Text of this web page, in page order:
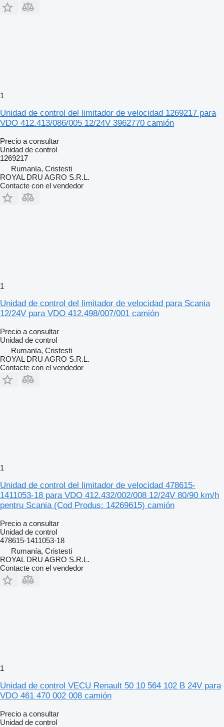
1
Unidad de control del limitador de velocidad 1269217 para
VDO 412.413/086/005 12/24V 3962770 camión
Precio a consultar
Unidad de control
1269217
Rumanía, Cristesti
ROYAL DRU AGRO S.R.L.
Contacte con el vendedor
1
Unidad de control del limitador de velocidad para Scania
12/24V para VDO 412.498/007/001 camión
Precio a consultar
Unidad de control
Rumanía, Cristesti
ROYAL DRU AGRO S.R.L.
Contacte con el vendedor
1
Unidad de control del limitador de velocidad 478615-
1411053-18 para VDO 412.432/002/008 12/24V 80/90 km/h
pentru Scania (Cod Produs: 14269615) camión
Precio a consultar
Unidad de control
478615-1411053-18
Rumanía, Cristesti
ROYAL DRU AGRO S.R.L.
Contacte con el vendedor
1
Unidad de control VECU Renault 50 10 564 102 B 24V para
VDO 461 470 002 008 camión
Precio a consultar
Unidad de control